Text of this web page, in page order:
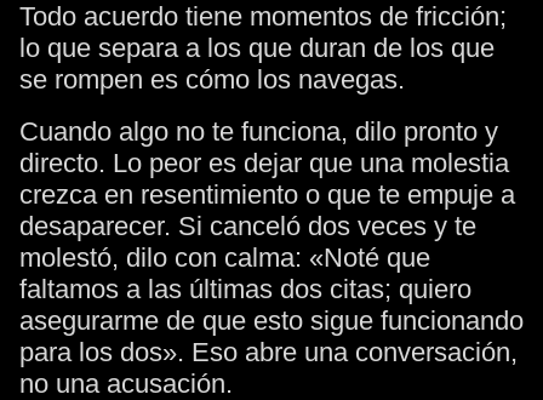
Todo acuerdo tiene momentos de fricción;
lo que separa a los que duran de los que
se rompen es cómo los navegas.
Cuando algo no te funciona, dilo pronto y
directo. Lo peor es dejar que una molestia
crezca en resentimiento o que te empuje a
desaparecer. Si canceló dos veces y te
molestó, dilo con calma: «Noté que
faltamos a las últimas dos citas; quiero
asegurarme de que esto sigue funcionando
para los dos». Eso abre una conversación,
no una acusación.